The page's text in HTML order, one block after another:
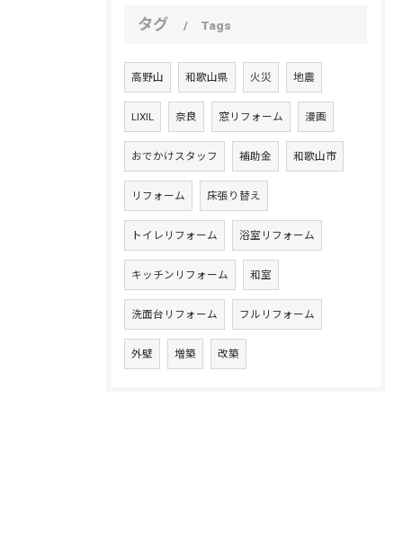
タグ Tags
高野山 和歌山県 火災 地震
LIXIL 奈良 窓リフォーム 漫画
おでかけスタッフ 補助金 和歌山市
リフォーム 床張り替え
トイレリフォーム 浴室リフォーム
キッチンリフォーム 和室
洗面台リフォーム フルリフォーム
外壁 増築 改築
お問い合わせはこちら